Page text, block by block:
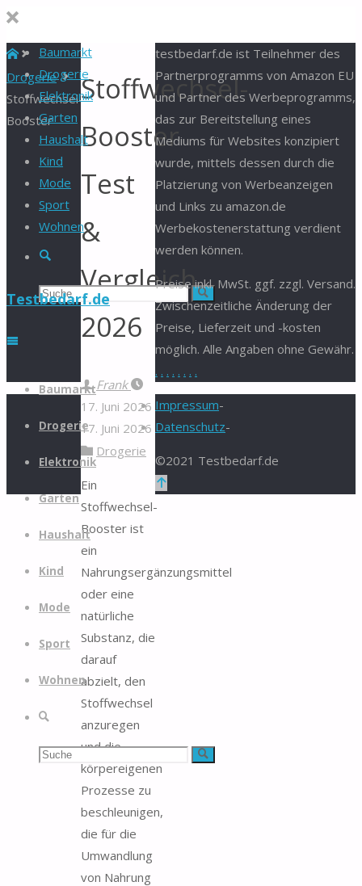
Baumarkt
Drogerie
Elektronik
Garten
Haushalt
Kind
Mode
Sport
Wohnen
Suche
Suchen Suche
Testbedarf.de
Zum
springen
Baumarkt
Drogerie
Elektronik
Garten
Haushalt
Kind
Mode
Sport
Wohnen
Suchen Suche
Start
Drogerie
Stoffwechsel-
Booster
Stoffwechsel-
Booster
Test
&
Vergleich
2026
Frank
17. Juni 2026
17. Juni 2026
Drogerie
Ein
Stoffwechsel-
Booster ist
ein
Nahrungsergänzungsmittel
oder eine
natürliche
Substanz, die
darauf
abzielt, den
Stoffwechsel
anzuregen
und die
körpereigenen
Prozesse zu
beschleunigen,
die für die
Umwandlung
von Nahrung
testbedarf.de ist Teilnehmer des
Partnerprogramms von Amazon EU
und Partner des Werbeprogramms,
das zur Bereitstellung eines
Mediums für Websites konzipiert
wurde, mittels dessen durch die
Platzierung von Werbeanzeigen
und Links zu amazon.de
Werbekostenerstattung verdient
werden können.
Preise inkl. MwSt. ggf. zzgl. Versand.
Zwischenzeitliche Änderung der
Preise, Lieferzeit und -kosten
möglich. Alle Angaben ohne Gewähr.
. . . . . . . .
Impressum-
Datenschutz-
©2021 Testbedarf.de
Zurück